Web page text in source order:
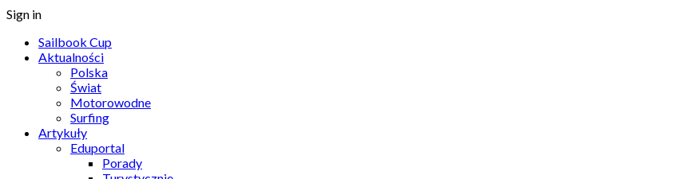
Sign in
Sailbook Cup
Aktualności
Polska
Świat
Motorowodne
Surfing
Artykuły
Eduportal
Porady